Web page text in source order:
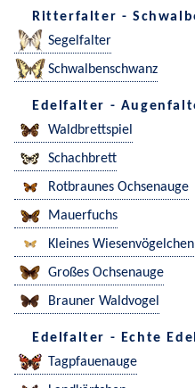
Ritterfalter -
Segelfalter
Schwalbenschwanz
Edelfalter -
Waldbrettspiel
Schachbrett
Rotbraunes Ochsenauge
Mauerfuchs
Kleines Wiesenvögelchen
Großes Ochsenauge
Brauner Waldvogel
Edelfalter - Echte
Tagpfauenauge